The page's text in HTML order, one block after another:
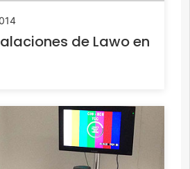
de Lawo en